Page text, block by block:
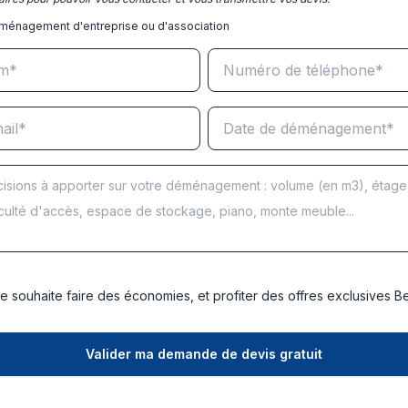
d'entreprise ou d'association
souhaite faire des économies, et profiter des offres exclusives